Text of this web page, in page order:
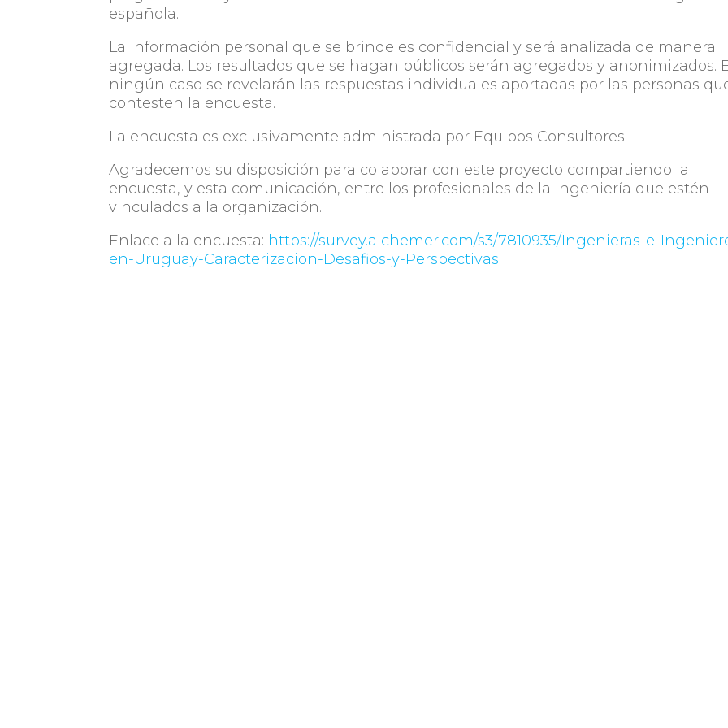
española.
La información personal que se brinde es confidencial y será analizada de manera
agregada. Los resultados que se hagan públicos serán agregados y anonimizados.
ningún caso se revelarán las respuestas individuales aportadas por las personas
contesten la encuesta.
La encuesta es exclusivamente administrada por Equipos Consultores.
Agradecemos su disposición para colaborar con este proyecto compartiendo la
encuesta, y esta comunicación, entre los profesionales de la ingeniería que estén
vinculados a la organización.
Enlace a la encuesta: https://survey.alchemer.com/s3/7810935/Ingenieras-e-
en-Uruguay-Caracterizacion-Desafios-y-Perspectivas